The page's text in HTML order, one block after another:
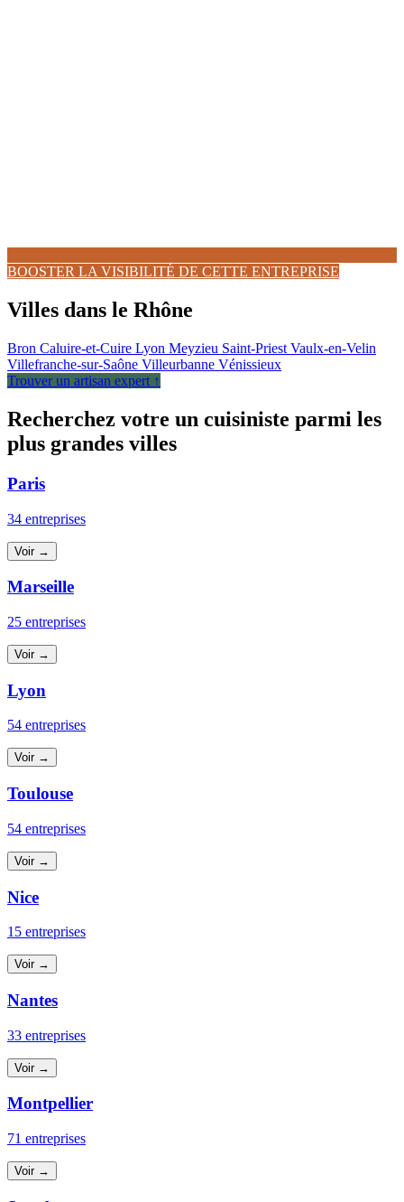
BOOSTER LA VISIBILITÉ DE CETTE ENTREPRISE
Villes dans le Rhône
Bron Caluire-et-Cuire Lyon Meyzieu Saint-Priest Vaulx-en-Velin
Villefranche-sur-Saône Villeurbanne Vénissieux
Trouver un artisan expert ↑
Recherchez votre un cuisiniste parmi les
plus grandes villes
Paris
34 entreprises
Voir →
Marseille
25 entreprises
Voir →
Lyon
54 entreprises
Voir →
Toulouse
54 entreprises
Voir →
Nice
15 entreprises
Voir →
Nantes
33 entreprises
Voir →
Montpellier
71 entreprises
Voir →